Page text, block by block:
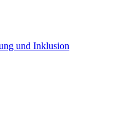
und Inklusion